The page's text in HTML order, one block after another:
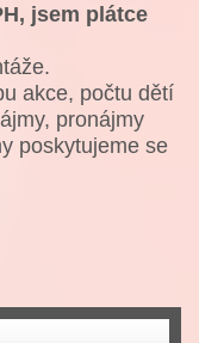
jsem plátce
akce, počtu dětí
pronájmy
poskytujeme se